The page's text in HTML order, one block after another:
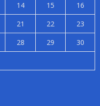
14 15
16
21 22
23
28 29
30